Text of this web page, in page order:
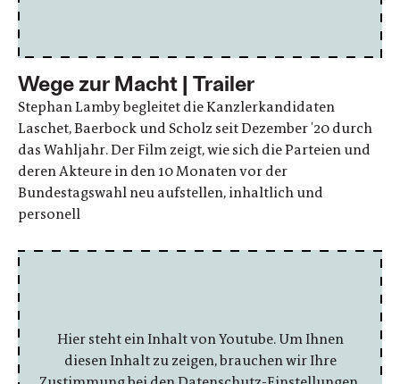
Wege zur Macht | Trailer
Stephan Lamby begleitet die Kanzlerkandidaten
Laschet, Baerbock und Scholz seit Dezember '20 durch
das Wahljahr. Der Film zeigt, wie sich die Parteien und
deren Akteure in den 10 Monaten vor der
Bundestagswahl neu aufstellen, inhaltlich und
personell
Hier steht ein Inhalt von Youtube. Um Ihnen
diesen Inhalt zu zeigen, brauchen wir Ihre